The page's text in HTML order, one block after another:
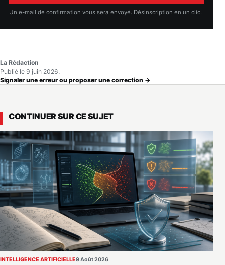
Un e-mail de confirmation vous sera envoyé. Désinscription en un clic.
La Rédaction
Publié le 9 juin 2026.
Signaler une erreur ou proposer une correction →
CONTINUER SUR CE SUJET
INTELLIGENCE ARTIFICIELLE9 Août 2026